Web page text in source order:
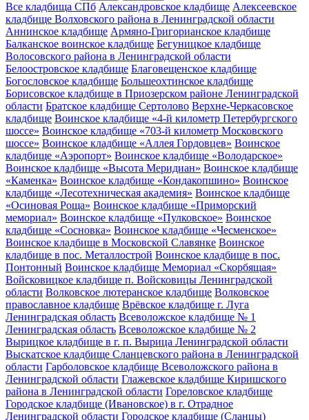
Все кладбища СПб Александровское кладбище Алексеевское
кладбище Волховского района в Ленинградской области
Аннинское кладбище Армяно-Григорианское кладбище
Балканское воинское кладбище Бегуницкое кладбище
Волосовского района в Ленинградской области
Белоостровское кладбище Благовещенское кладбище
Богословское кладбище Большеохтинское кладбище
Борисовское кладбище в Приозерском районе Ленинградской
области Братское кладбище Сертолово Верхне-Черкасовское
кладбище Воинское кладбище «4-й километр Петербургского
шоссе» Воинское кладбище «703-й километр Московского
шоссе» Воинское кладбище «Аллея Гордовцев» Воинское
кладбище «Аэропорт» Воинское кладбище «Володарское»
Воинское кладбище «Высота Меридиан» Воинское кладбище
«Каменка» Воинское кладбище «Кондакопшино» Воинское
кладбище «Лесотехническая академия» Воинское кладбище
«Осиновая Роща» Воинское кладбище «Приморский
мемориал» Воинское кладбище «Пулковское» Воинское
кладбище «Сосновка» Воинское кладбище «Чесменское»
Воинское кладбище в Московской Славянке Воинское
кладбище в пос. Металлострой Воинское кладбище в пос.
Понтонный Воинское кладбище Мемориал «Скорбящая»
Войсковицкое кладбище п. Войсковицы Ленинградской
области Волковское лютеранское кладбище Волковское
православное кладбище Врёвское кладбище г. Луга
Ленинградская область Всеволожское кладбище № 1
Ленинградская область Всеволожское кладбище № 2
Вырицкое кладбище в г. п. Вырица Ленинградской области
Выскатское кладбище Сланцевского района в Ленинградской
области Гарболовское кладбище Всеволожского района в
Ленинградской области Глажевское кладбище Киришского
района в Ленинградской области Гореловское кладбище
Городское кладбище (Ивановское) в г. Отрадное
Ленинградской области Городское кладбище (Сланцы)